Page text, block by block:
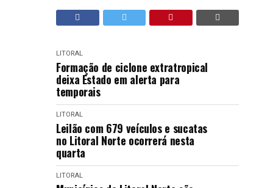
LITORAL
Formação de ciclone extratropical
deixa Estado em alerta para
temporais
LITORAL
Leilão com 679 veículos e sucatas
no Litoral Norte ocorrerá nesta
quarta
LITORAL